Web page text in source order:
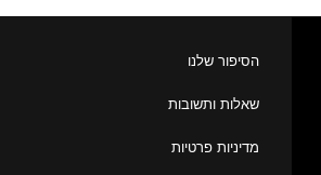
הסיפור שלנו
שאלות ותשובות
מדיניות פרטיות